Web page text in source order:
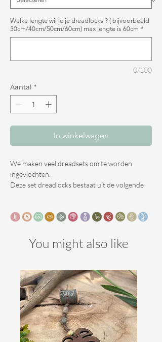
Welke lengte wil je je dreadlocks ? ( bijvoorbeeld
30cm/40cm/50cm/60cm) max lengte is 60cm *
0/100
Aantal *
In winkelwagen
We maken veel dreadsets om te worden
ingevlochten.
Deze set dreadlocks bestaat uit de volgende
Kleur : 2 tinten blond
Aantal : 30SE ( Single ended dreadlocks )
Gebruik : Partial installatie ( dreadlocks
onderin je nek ) of als opvulling tussen echte
dreadlocks
De lengte van de dreadlocks kan je aangeven.
We maken ze standaard met losse eindjes.
You might also like